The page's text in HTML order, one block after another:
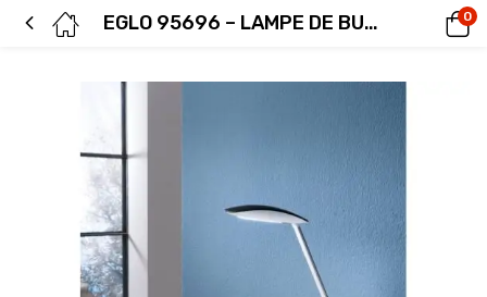
EGLO 95696 – LAMPE DE BUREAU – CAJERO 0